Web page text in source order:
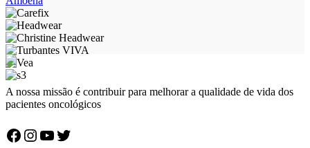
A nossa missão é contribuir para melhorar a qualidade de vida dos
pacientes oncológicos
Facebook
Instagram
YouTube
Twitter